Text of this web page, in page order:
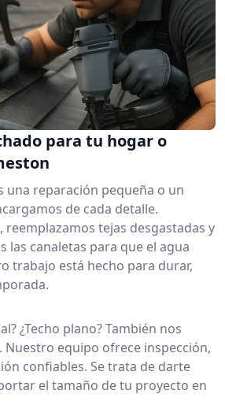
para tu hogar o
una reparación pequeña o un
de cada detalle.
reemplazamos tejas desgastadas y
las canaletas para que el agua
trabajo está hecho para durar,
¿Techo plano? También nos
Nuestro equipo ofrece inspección,
confiables. Se trata de darte
el tamaño de tu proyecto en